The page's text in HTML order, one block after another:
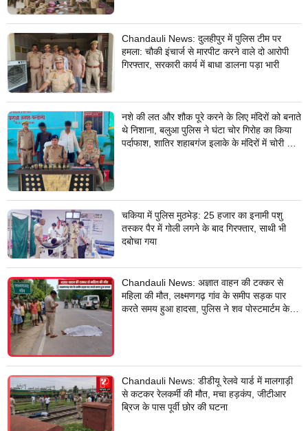
Chandauli News: दुलहीपुर में पुलिस टीम पर
हमला: चौकी इंचार्ज से मारपीट करने वाले दो आरोपी
गिरफ्तार, सरकारी कार्य में बाधा डालना पड़ा भारी
नशे की लत और शौक पूरे करने के लिए मंदिरों को बनाते
थे निशाना, बलुआ पुलिस ने घंटा चोर गिरोह का किया
पर्दाफाश, शातिर शहाबगंज इलाके के मंदिरों में चोरी की
चकिया में पुलिस मुठभेड़: 25 हजार का इनामी पशु
तस्कर पैर में गोली लगने के बाद गिरफ्तार, साथी भी
दबोचा गया
Chandauli News: अज्ञात वाहन की टक्कर से
महिला की मौत, लक्ष्मणगढ़ गांव के समीप सड़क पार
करते समय हुआ हादसा, पुलिस ने शव पोस्टमार्टम के
Chandauli News: डीडीयू रेलवे यार्ड में मालगाड़ी
से कटकर रेलकर्मी की मौत, मचा हड़कंप, जीटीआर
ब्रिज के पास पूर्वी छोर की घटना